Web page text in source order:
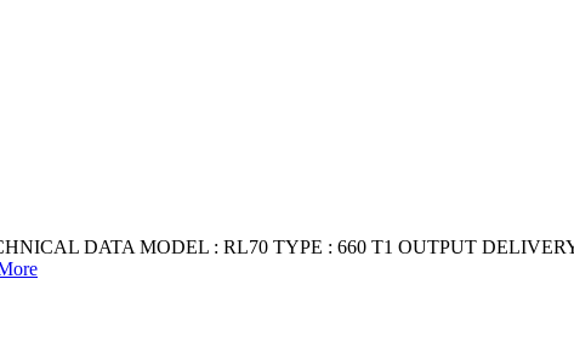
DATA MODEL : RL70 TYPE : 660 T1 OUTPUT DELIVERY